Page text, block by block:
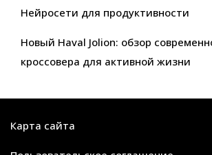
Нейросети для продуктивности
Новый Haval Jolion: обзор
кроссовера для активной жизни
Карта сайта